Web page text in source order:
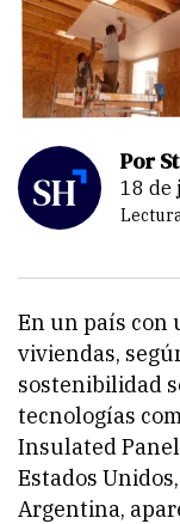
Por
18
En un país con
viviendas,
sostenibilidad
tecnologías
Insulated
Estados
Argentina,